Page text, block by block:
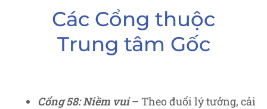
Các Cổng thuộc
Trung tâm Gốc
Cổng 58: Niềm vui– Theo đuổi lý tưởng, cải